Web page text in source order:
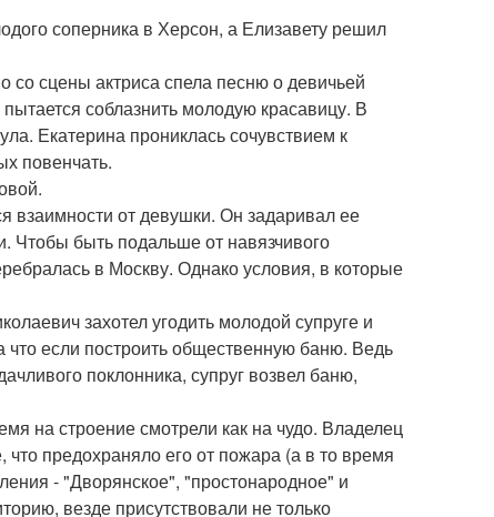
соперника в Херсон, а Елизавету решил
со сцены актриса спела песню о девичьей
соблазнить молодую красавицу. В
Екатерина прониклась сочувствием к
повенчать.
взаимности от девушки. Он задаривал ее
Чтобы быть подальше от навязчивого
в Москву. Однако условия, в которые
захотел угодить молодой супруге и
что если построить общественную баню. Ведь
поклонника, супруг возвел баню,
на строение смотрели как на чудо. Владелец
предохраняло его от пожара (а в то время
- "Дворянское", "простонародное" и
везде присутствовали не только